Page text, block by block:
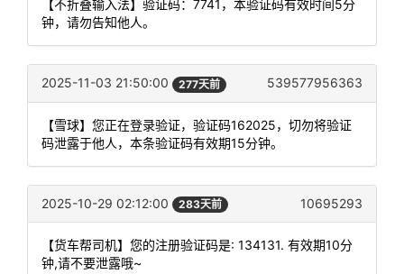
【不折叠输入法】验证码：7741，本验证码有效时间5分
钟，请勿告知他人。
2025-11-03 21:50:00 277天前 539577956363
【雪球】您正在登录验证，验证码162025，切勿将验证
码泄露于他人，本条验证码有效期15分钟。
2025-10-29 02:12:00 283天前 10695293
【货车帮司机】您的注册验证码是: 134131. 有效期10分
钟,请不要泄露哦~